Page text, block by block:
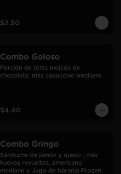
$2.50
Combo Goloso
Porción de torta mojada de
chocolate, más capuccino mediano.
$4.40
Combo Gringo
Sánduche de jamón y queso , más
huevos revueltos, americano
mediano y Jugo de Naranja Frozen.